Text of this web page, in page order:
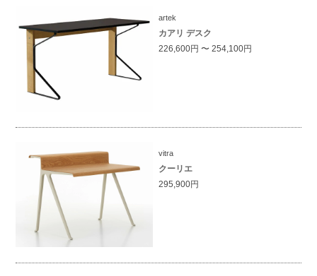
artek
カアリ デスク
226,600円 〜 254,100円
vitra
クーリエ
295,900円